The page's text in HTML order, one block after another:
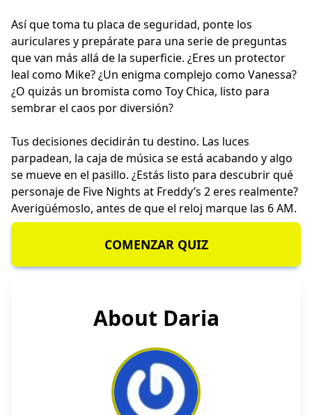
Así que toma tu placa de seguridad, ponte los
auriculares y prepárate para una serie de preguntas
que van más allá de la superficie. ¿Eres un protector
leal como Mike? ¿Un enigma complejo como Vanessa?
¿O quizás un bromista como Toy Chica, listo para
sembrar el caos por diversión?
Tus decisiones decidirán tu destino. Las luces
parpadean, la caja de música se está acabando y algo
se mueve en el pasillo. ¿Estás listo para descubrir qué
personaje de Five Nights at Freddy’s 2 eres realmente?
Averigüémoslo, antes de que el reloj marque las 6 AM.
COMENZAR QUIZ
About Daria